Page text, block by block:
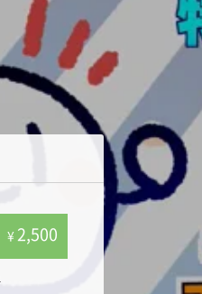
¥2,500